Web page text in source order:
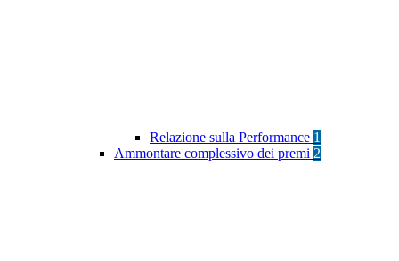
Relazione sulla Performance 1
Ammontare complessivo dei premi 2